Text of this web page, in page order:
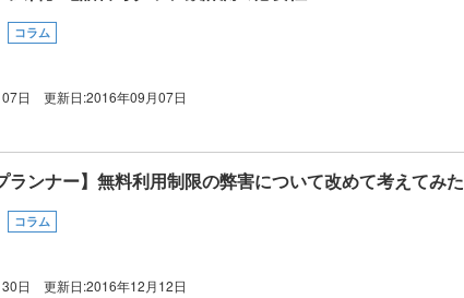
コラム
日 更新日:2016年09月07日
ランナー】無料利用制限の弊害について改めて考えてみた
コラム
日 更新日:2016年12月12日